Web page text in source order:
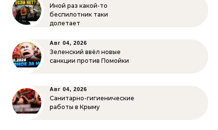
Иной раз какой-то
беспилотник таки
долетает
Авг 04, 2026
Зеленский ввёл новые
санкции против Помойки
Авг 04, 2026
Санитарно-гигиенические
работы в Крыму